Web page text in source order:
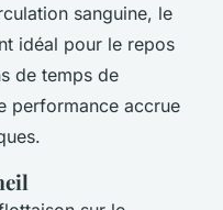
sanguine, le
idéal pour le repos
de temps de
performance accrue